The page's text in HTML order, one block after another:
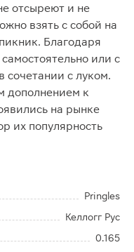
отсыреют и не
взять с собой на
Благодаря
или с
сочетании с луком.
дополнением к
на рынке
их популярность
Pringles
Келлогг Рус
0.165